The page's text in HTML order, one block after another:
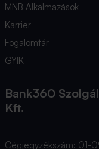
MNB Alkalmazások
Karrier
Fogalomtár
GYIK
Bank360
Kft.
Cégjegyzékszám: 01-